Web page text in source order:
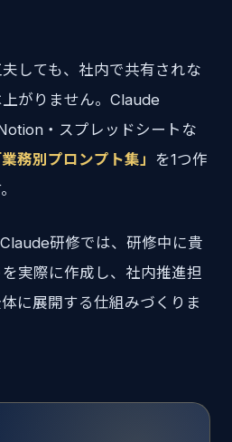
しても、社内で共有されな
がりません。Claude
・スプレッドシートな
業務別プロンプト集」 を1つ作
研修では、研修中に貴
実際に作成し、社内推進担
に展開する仕組みづくりま